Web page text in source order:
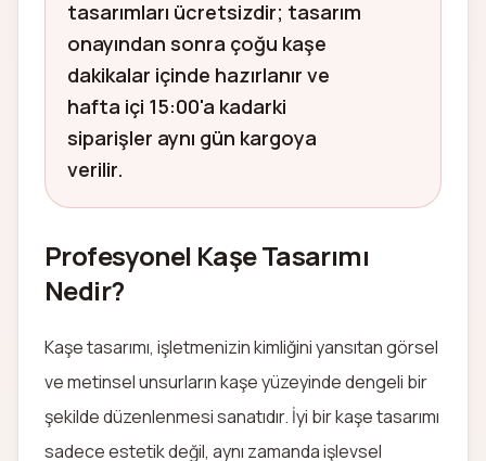
tasarımları ücretsizdir; tasarım
onayından sonra çoğu kaşe
dakikalar içinde hazırlanır ve
hafta içi 15:00'a kadarki
siparişler aynı gün kargoya
verilir.
Profesyonel Kaşe Tasarımı
Nedir?
Kaşe tasarımı, işletmenizin kimliğini yansıtan görsel
ve metinsel unsurların kaşe yüzeyinde dengeli bir
şekilde düzenlenmesi sanatıdır. İyi bir kaşe tasarımı
sadece estetik değil, aynı zamanda işlevsel